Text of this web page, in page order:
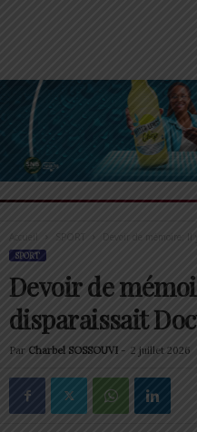
Accueil Devoir de mémoire: Il
SPORT
Devoir de
disparaissait
Par Charbel SOSSOUVI - 2 juillet 2026